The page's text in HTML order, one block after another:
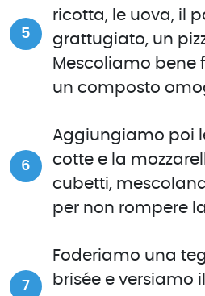
ricotta, le uova, il
grattugiato, un
Mescoliamo bene
un composto
Aggiungiamo poi
cotte e la
cubetti,
per non rompere
Foderiamo una
brisée e versiamo